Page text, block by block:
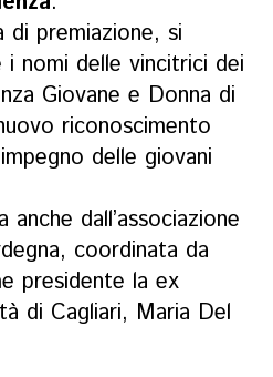
di premiazione, si
i nomi delle vincitrici dei
Giovane e Donna di
riconoscimento
delle giovani
anche dall’associazione
coordinata da
presidente la ex
di Cagliari, Maria Del